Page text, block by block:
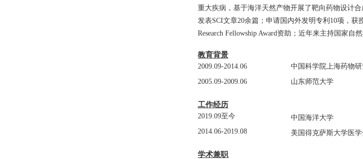
重大疾病，基于海洋天然产物开展了靶向药物设计
发表SCI文章20余篇；申请国内外发明专利10项，获
Research Fellowship Award资助； 近年来主持国家自
教育背景
2009.09-2014.06 中国科学院上海药物
2005.09-2009.06 山东师范大学
工作经历
2019.09至今 中国海洋大学
2014.06-2019.08 美国得克萨斯大学医
学术兼职